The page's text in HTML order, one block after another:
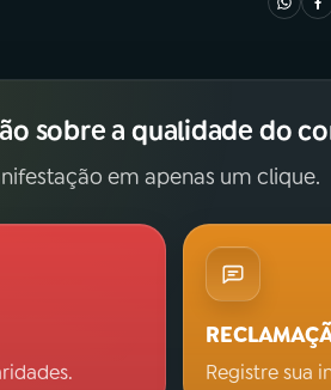
sobre a qualidade do
em apenas um clique.
Registre sua